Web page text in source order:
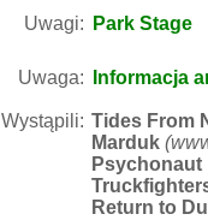
Uwagi: Park Stage
Uwaga: Informacja
Wystąpili: Tides From
Marduk (
Psychonaut
Return to